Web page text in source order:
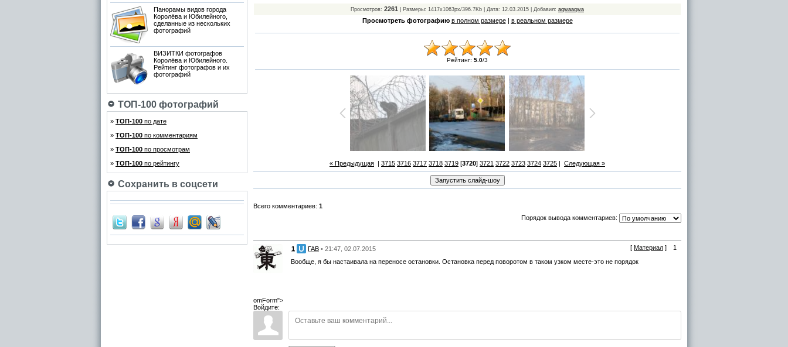
Панорамы видов города
Королёва и Юбилейного,
сделанные из нескольких
фотографий
ВИЗИТКИ фотографов
Королёва и Юбилейного.
Рейтинг фотографов и их
фотографий
ТОП-100 фотографий
» ТОП-100 по дате
» ТОП-100 по комментариям
» ТОП-100 по просмотрам
» ТОП-100 по рейтингу
Сохранить в соцсети
Просмотров: 2261 | Размеры: 1417x1063px/396.7Kb | Дата: 12.03.2015 | Добавил: aqwaaqwa
Просмотреть фотографию в полном размере| в реальном размере
Рейтинг: 5.0/3
« Предыдущая | 3715 3716 3717 3718 3719 [3720] 3721 3722 3723 3724 3725 | Следующая »
Всего комментариев: 1
Порядок вывода комментариев:
[ Материал ] 1
1 ГАВ • 21:47, 02.07.2015
Вообще, я бы настаивала на переносе остановки. Остановка перед поворотом в таком узком месте-это не порядок
omForm">
Войдите: